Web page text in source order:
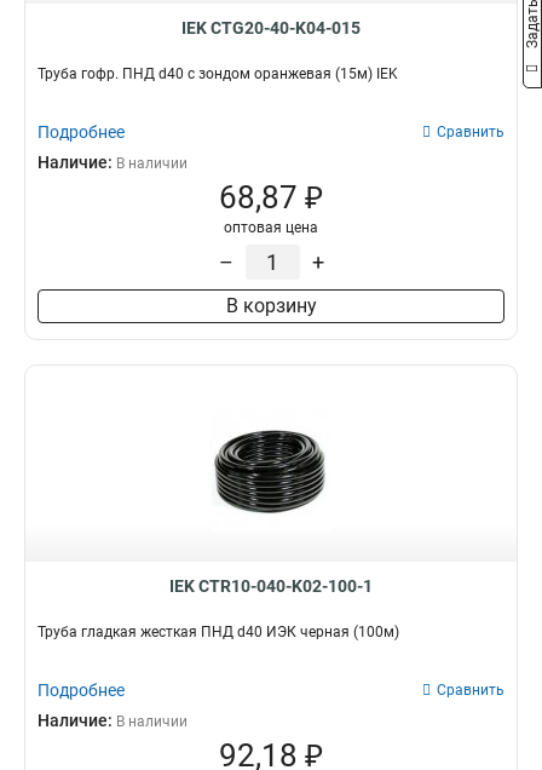
IEK CTG20-40-K04-015
Труба гофр. ПНД d40 с зондом оранжевая (15м) IEK
Подробнее Сравнить
Наличие: В наличии
68,87 ₽
оптовая цена
– +
В корзину
IEK CTR10-040-K02-100-1
Труба гладкая жесткая ПНД d40 ИЭК черная (100м)
Подробнее Сравнить
Наличие: В наличии
92,18 ₽